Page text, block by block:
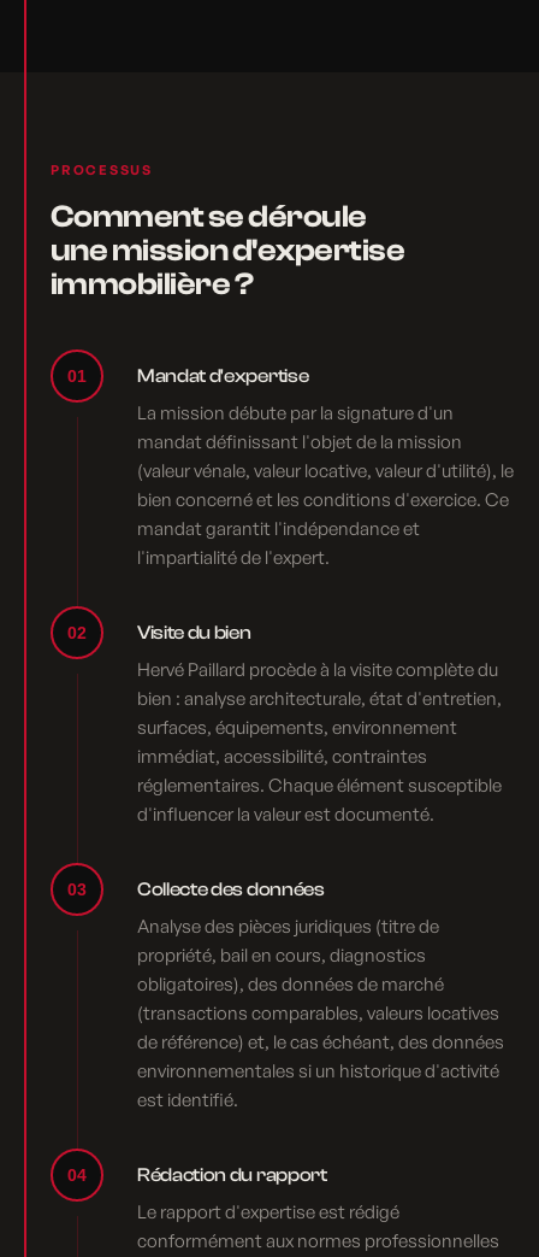
PROCESSUS
Comment se déroule
une mission d'expertise
immobilière ?
01 Mandat d'expertise
La mission débute par la signature d'un
mandat définissant l'objet de la mission
(valeur vénale, valeur locative, valeur d'utilité), le
bien concerné et les conditions d'exercice. Ce
mandat garantit l'indépendance et
l'impartialité de l'expert.
02 Visite du bien
Hervé Paillard procède à la visite complète du
bien : analyse architecturale, état d'entretien,
surfaces, équipements, environnement
immédiat, accessibilité, contraintes
réglementaires. Chaque élément susceptible
d'influencer la valeur est documenté.
03 Collecte des données
Analyse des pièces juridiques (titre de
propriété, bail en cours, diagnostics
obligatoires), des données de marché
(transactions comparables, valeurs locatives
de référence) et, le cas échéant, des données
environnementales si un historique d'activité
est identifié.
04 Rédaction du rapport
Le rapport d'expertise est rédigé
conformément aux normes professionnelles